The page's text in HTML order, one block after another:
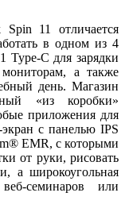
Spin 11 отличается
в одном из 4
Type-C для зарядки
а также
день. Магазин
«из коробки»
приложения для
с панелью IPS
EMR, с которыми
от руки, рисовать
а широкоугольная
семинаров или